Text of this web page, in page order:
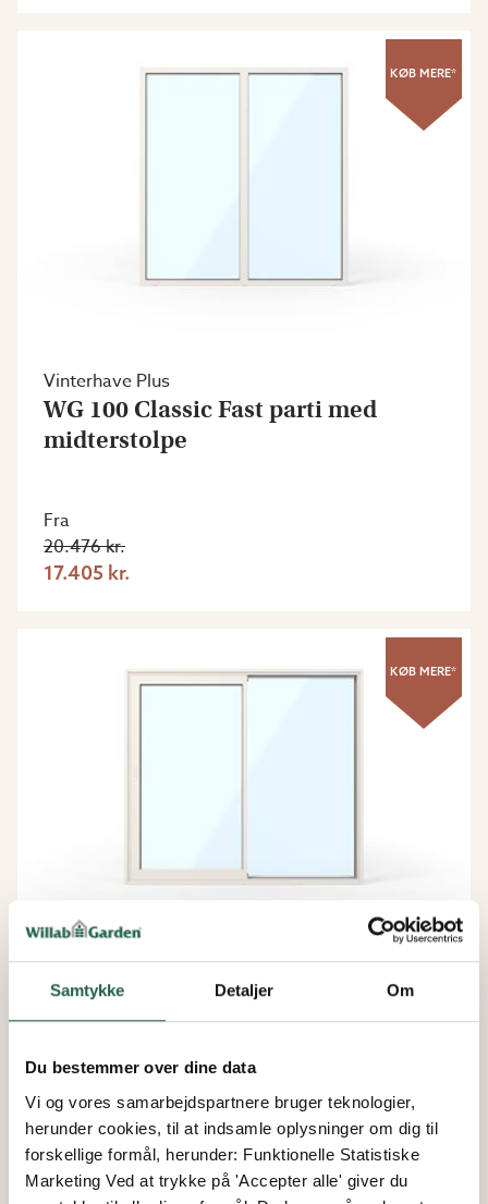
Samtykke Detaljer Om
Du bestemmer over dine data
Vi og vores samarbejdspartnere bruger teknologier,
herunder cookies, til at indsamle oplysninger om dig til
forskellige formål, herunder: Funktionelle Statistiske
Marketing Ved at trykke på 'Accepter alle' giver du
KØB MERE*
Vinterhave Plus
WG 100 Classic Fast parti med
midterstolpe
Fra
20.476 kr.
17.405 kr.
KØB MERE*
Vinterhave Plus
WG 100 Slimline 2-delt Facadeparti
44.956 kr.
38.213 kr.